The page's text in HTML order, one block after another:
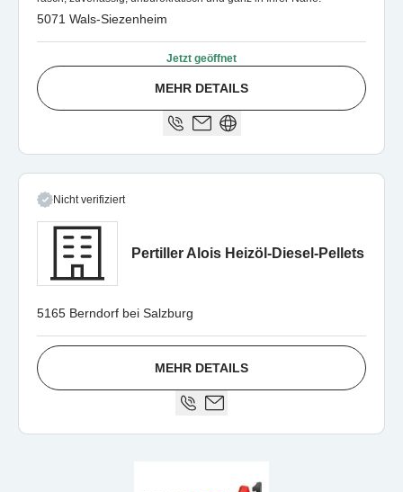
5071 Wals-Siezenheim
Jetzt geöffnet
MEHR DETAILS
Nicht verifiziert
Pertiller Alois Heizöl-Diesel-Pellets
5165 Berndorf bei Salzburg
MEHR DETAILS